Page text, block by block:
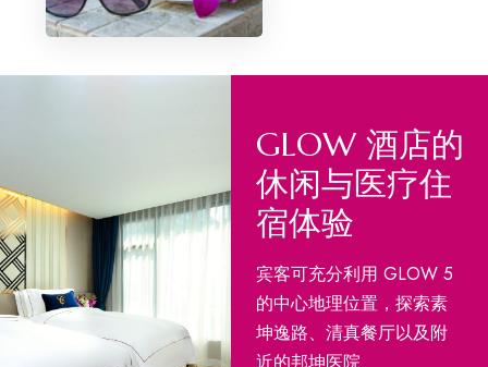
GLOW 酒店的
休闲与医疗住
宿体验
宾客可充分利用 GLOW 5
的中心地理位置，探索素
坤逸路、清真餐厅以及附